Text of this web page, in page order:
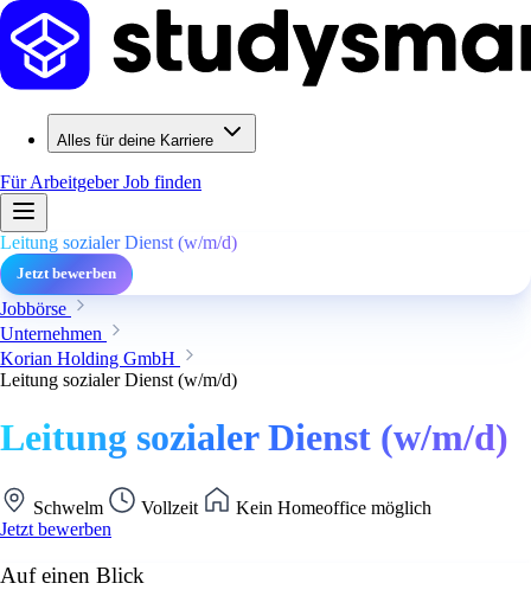
Alles für deine Karriere
Für ArbeitgeberJob finden
Leitung sozialer Dienst (w/m/d)
Jetzt bewerben
Jobbörse
Unternehmen
Korian Holding GmbH
Leitung sozialer Dienst (w/m/d)
Leitung sozialer Dienst (w/m/d)
Schwelm Vollzeit
Kein Homeoffice möglich
Jetzt bewerben
Auf einen Blick